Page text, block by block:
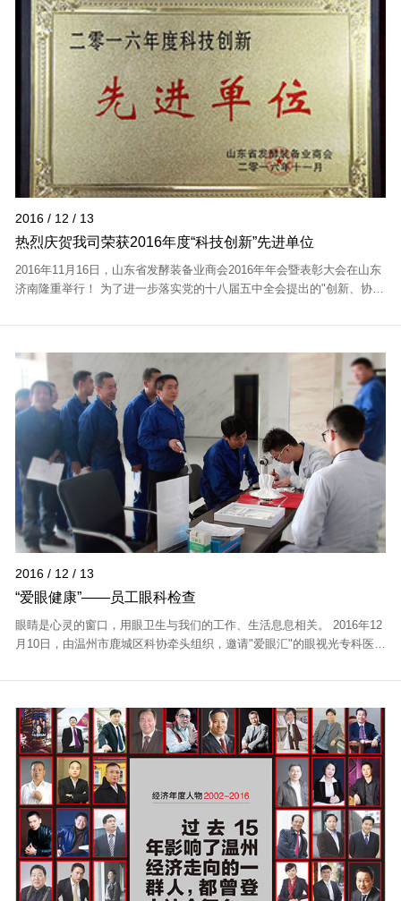
2016 / 12 / 13
热烈庆贺我司荣获2016年度“科技创新”先进单位
2016年11月16日，山东省发酵装备业商会2016年年会暨表彰大会在山东
济南隆重举行！ 为了进一步落实党的十八届五中全会提出的"创新、协
导会员企业开...
2016 / 12 / 13
“爱眼健康”——员工眼科检查
眼睛是心灵的窗口，用眼卫生与我们的工作、生活息息相关。 2016年12
月10日，由温州市鹿城区科协牵头组织，邀请"爱眼汇"的眼视光专科医生
楼大厅举...